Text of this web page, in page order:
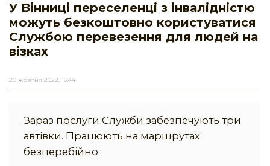
У Вінниці переселенці з інвалідністю
можуть безкоштовно користуватися
Службою перевезення для людей на
візках
20 жовтня 2022, 15:44
Зараз послуги Служби забезпечують три
автівки. Працюють на маршрутах
безперебійно.